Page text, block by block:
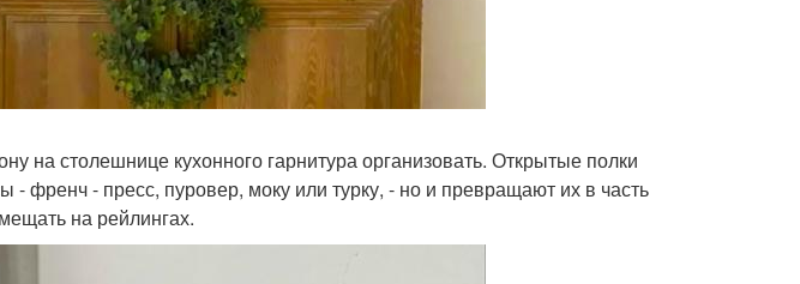
на столешнице кухонного гарнитура организовать. Открытые полки
- френч - пресс, пуровер, моку или турку, - но и превращают их в часть
на рейлингах.